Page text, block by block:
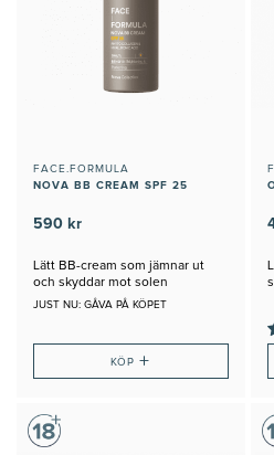
FACE.FORMULA
NOVA BB CREAM SPF 25
590 kr
Lätt BB-cream som jämnar ut
och skyddar mot solen
JUST NU: GÅVA PÅ KÖPET
KÖP+